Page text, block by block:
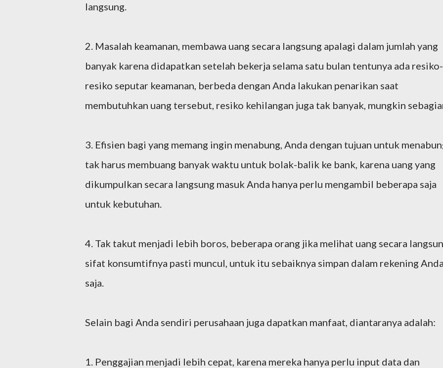
langsung.
2. Masalah keamanan, membawa uang secara langsung apalagi dalam jumlah yang
banyak karena didapatkan setelah bekerja selama satu bulan tentunya ada resiko-
resiko seputar keamanan, berbeda dengan Anda lakukan penarikan saat
membutuhkan uang tersebut, resiko kehilangan juga tak banyak, mungkin
3. Efisien bagi yang memang ingin menabung, Anda dengan tujuan untuk
tak harus membuang banyak waktu untuk bolak-balik ke bank, karena uang yang
dikumpulkan secara langsung masuk Anda hanya perlu mengambil beberapa saja
untuk kebutuhan.
4. Tak takut menjadi lebih boros, beberapa orang jika melihat uang secara
sifat konsumtifnya pasti muncul, untuk itu sebaiknya simpan dalam rekening
saja.
Selain bagi Anda sendiri perusahaan juga dapatkan manfaat, diantaranya adalah:
1. Penggajian menjadi lebih cepat, karena mereka hanya perlu input data dan